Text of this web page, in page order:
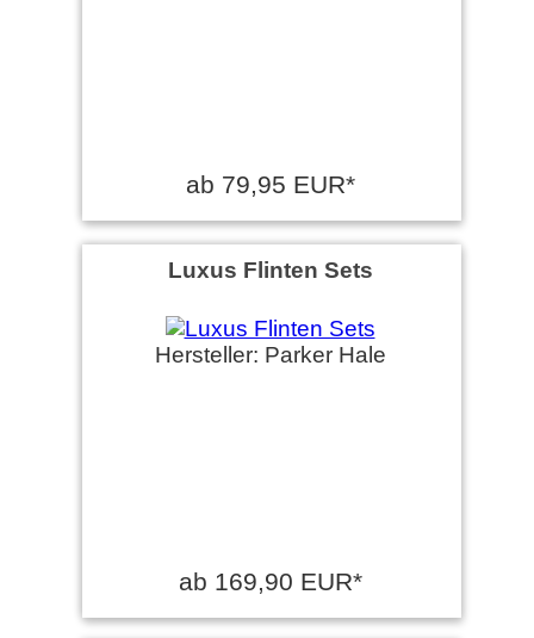
ab 79,95 EUR*
Luxus Flinten Sets
Hersteller: Parker Hale
ab 169,90 EUR*